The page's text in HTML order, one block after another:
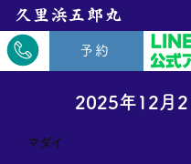
​久里浜五郎丸
予約
2025年12月
マダイ